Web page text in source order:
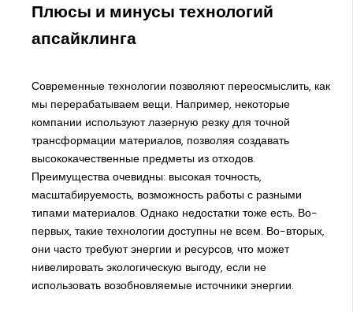
Плюсы и минусы технологий
апсайклинга
Современные технологии позволяют переосмыслить, как
мы перерабатываем вещи. Например, некоторые
компании используют лазерную резку для точной
трансформации материалов, позволяя создавать
высококачественные предметы из отходов.
Преимущества очевидны: высокая точность,
масштабируемость, возможность работы с разными
типами материалов. Однако недостатки тоже есть. Во-
первых, такие технологии доступны не всем. Во-вторых,
они часто требуют энергии и ресурсов, что может
нивелировать экологическую выгоду, если не
использовать возобновляемые источники энергии.